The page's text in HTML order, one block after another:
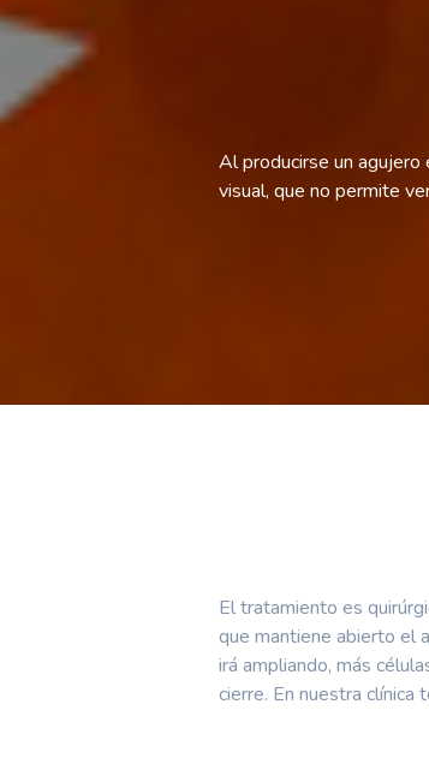
Al producirse un agujero
visual, que no permite
El tratamiento es
que mantiene abierto el
irá ampliando, más
cierre. En nuestra